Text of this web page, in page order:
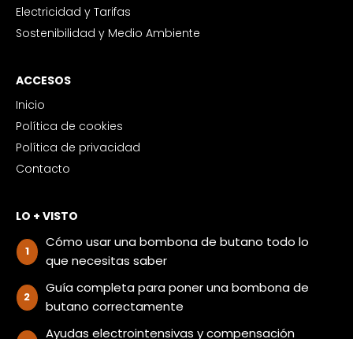
Electricidad y Tarifas
Sostenibilidad y Medio Ambiente
ACCESOS
Inicio
Política de cookies
Política de privacidad
Contacto
LO + VISTO
Cómo usar una bombona de butano todo lo
que necesitas saber
Guía completa para poner una bombona de
butano correctamente
Ayudas electrointensivas y compensación